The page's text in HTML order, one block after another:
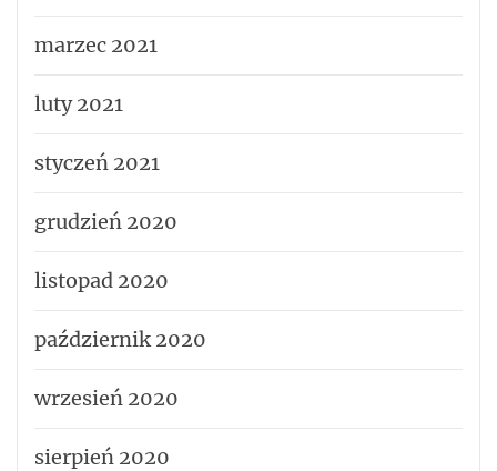
marzec 2021
luty 2021
styczeń 2021
grudzień 2020
listopad 2020
październik 2020
wrzesień 2020
sierpień 2020